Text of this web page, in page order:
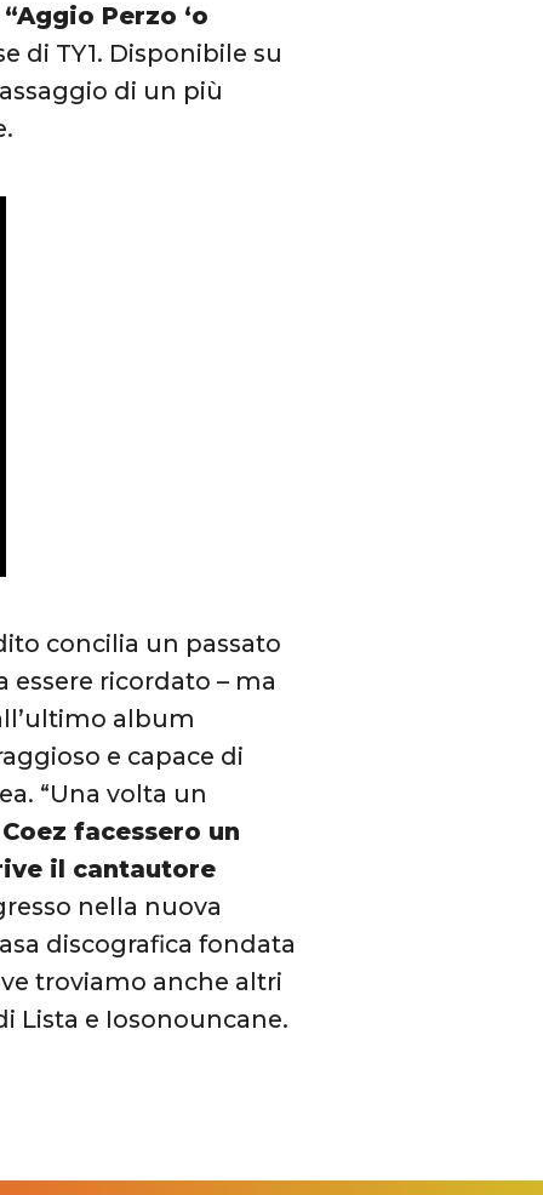
“Aggio Perzo ‘o
di TY1. Disponibile su
di un più
concilia un passato
ricordato – ma
album
e capace di
“Una volta un
facessero un
il cantautore
nella nuova
discografica fondata
troviamo anche altri
Lista e Iosonouncane.